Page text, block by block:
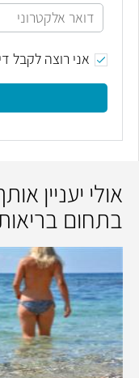
אני רוצה לקבל
אולי יעניין
בתחום